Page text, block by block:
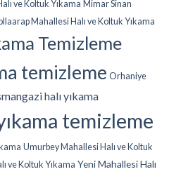
ve Koltuk Yıkama Mimar Sinan
Mahallesi Halı ve Koltuk Yıkama
Temizleme
temizleme Orhaniye
halı yıkama
temizleme
Umurbey Mahallesi Halı ve Koltuk
ve Koltuk Yıkama Yeni Mahallesi Halı